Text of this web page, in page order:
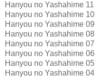
Hanyou no Yashahime 11
Hanyou no Yashahime 10
Hanyou no Yashahime 09
Hanyou no Yashahime 08
Hanyou no Yashahime 07
Hanyou no Yashahime 06
Hanyou no Yashahime 05
Hanyou no Yashahime 04